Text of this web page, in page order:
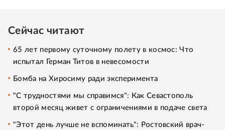
Сейчас читают
65 лет первому суточному полету в космос: Что
испытал Герман Титов в невесомости
Бомба на Хиросиму ради эксперимента
"С трудностями мы справимся": Как Севастополь
второй месяц живет с ограничениями в подаче света
"Этот день лучше не вспоминать": Ростовский врач-